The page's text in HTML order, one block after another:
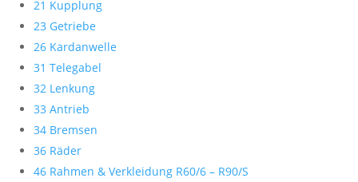
21 Kupplung
23 Getriebe
26 Kardanwelle
31 Telegabel
32 Lenkung
33 Antrieb
34 Bremsen
36 Räder
46 Rahmen & Verkleidung R60/6 – R90/S